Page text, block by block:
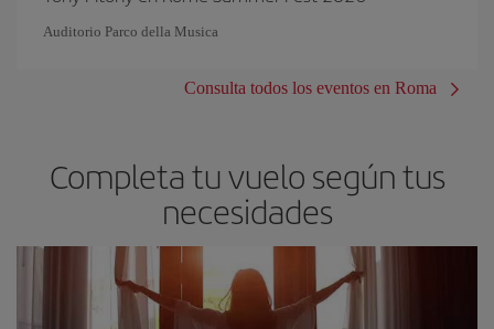
Auditorio Parco della Musica
Consulta todos los eventos en Roma
Completa tu vuelo según tus
necesidades